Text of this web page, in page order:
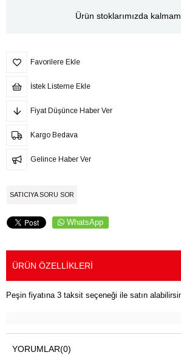
Ürün stoklarımızda
Favorilere Ekle
İstek Listeme Ekle
Fiyat Düşünce Haber Ver
Kargo Bedava
Gelince Haber Ver
SATICIYA SORU SOR
WhatsApp
ÜRÜN ÖZELLIKLERI
Peşin fiyatına 3 taksit seçeneği ile satın
YORUMLAR(0)